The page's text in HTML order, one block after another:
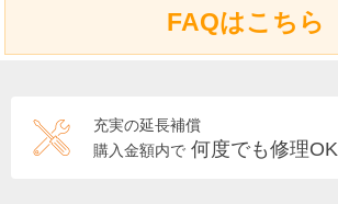
FAQはこちら
充実の延長補償
購入金額内で 何度でも修理OK